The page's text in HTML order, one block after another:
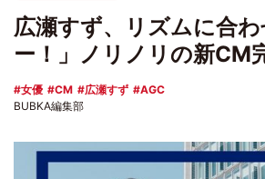
広瀬すず、リズムに合わ
ー！」ノリノリの新CM
女優 CM 広瀬すず
AGC
BUBKA編集部